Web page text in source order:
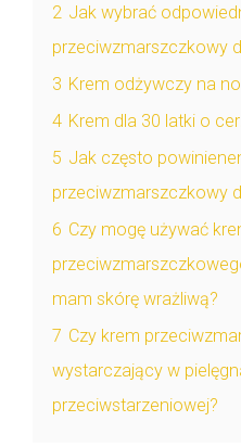
2 Jak wybrać
przeciwzmarszczkowy
3 Krem odżywczy na
4 Krem dla 30 latki o
5 Jak często
przeciwzmarszczkowy
6 Czy mogę używać
mam skórę wrażliwą?
7 Czy krem
wystarczający w
przeciwstarzeniowej?